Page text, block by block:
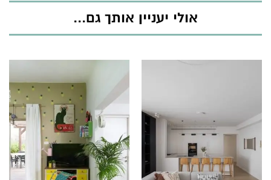
אולי יעניין אותך גם...